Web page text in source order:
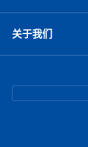
关于我们